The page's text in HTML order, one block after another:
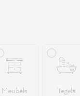
Meubels Tegels